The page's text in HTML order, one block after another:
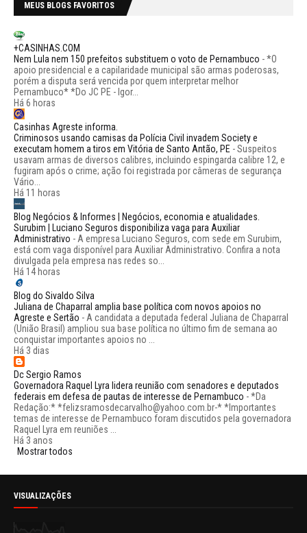
MEUS BLOGS FAVORITOS
+CASINHAS.COM
Nem Lula nem 150 prefeitos substituem o voto de Pernambuco -*O
apoio presidencial e a capilaridade municipal são armas poderosas,
porém a disputa será vencida por quem interpretar melhor
Pernambuco* *Do JC PE - Igor...
Há 6 horas
Casinhas Agreste informa.
Criminosos usando camisas da Polícia Civil invadem Society e
executam homem a tiros em Vitória de Santo Antão, PE -Suspeitos
usavam armas de diversos calibres, incluindo espingarda calibre 12, e
fugiram após o crime; ação foi registrada por câmeras de segurança
Vário...
Há 11 horas
Blog Negócios & Informes | Negócios, economia e atualidades.
Surubim | Luciano Seguros disponibiliza vaga para Auxiliar
Administrativo - A empresa Luciano Seguros, com sede em Surubim,
está com vaga disponível para Auxiliar Administrativo. Confira a nota
divulgada pela empresa nas redes so...
Há 14 horas
Blog do Sivaldo Silva
Juliana de Chaparral amplia base política com novos apoios no
Agreste e Sertão - A candidata a deputada federal Juliana de Chaparral
(União Brasil) ampliou sua base política no último fim de semana ao
conquistar importantes apoios no ...
Há 3 dias
Dc Sergio Ramos
Governadora Raquel Lyra lidera reunião com senadores e deputados
federais em defesa de pautas de interesse de Pernambuco -*Da
Redação:* *felizsramosdecarvalho@yahoo.com.br-* *Importantes
temas de interesse de Pernambuco foram discutidos pela governadora
Raquel Lyra em reuniões ...
Há 3 anos
Mostrar todos
VISUALIZAÇÕES